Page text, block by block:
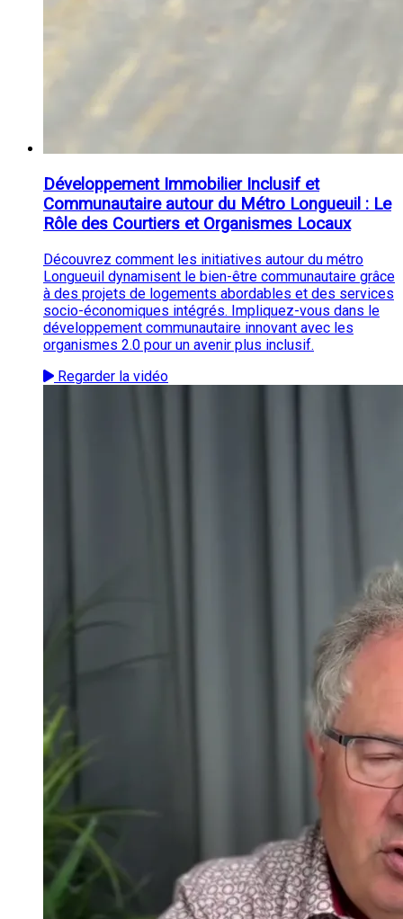
Développement Immobilier Inclusif et
Communautaire autour du Métro Longueuil : Le
Rôle des Courtiers et Organismes Locaux
Découvrez comment les initiatives autour du métro
Longueuil dynamisent le bien-être communautaire grâce
à des projets de logements abordables et des services
socio-économiques intégrés. Impliquez-vous dans le
développement communautaire innovant avec les
organismes 2.0 pour un avenir plus inclusif.
Regarder la vidéo